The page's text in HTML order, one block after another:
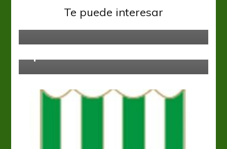
Te puede interesar
Amistosos para tomar rodaje y